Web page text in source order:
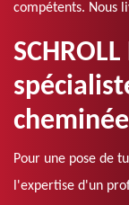
compétents. Nous
Pour une pose de
l'expertise d'un